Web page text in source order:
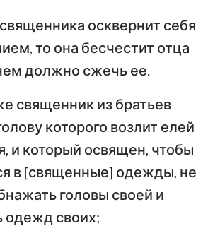
осквернит себя
то она бесчестит отца
должно сжечь ее.
священник из братьев
которого возлит елей
и который освящен, чтобы
в [священные] одежды, не
головы своей и
одежд своих;